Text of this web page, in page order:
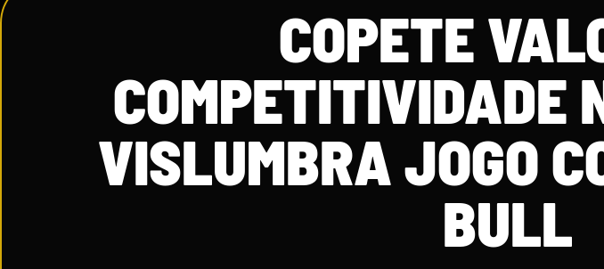
COPETE
COMPETITIVIDADE
VISLUMBRA JOGO
BULL